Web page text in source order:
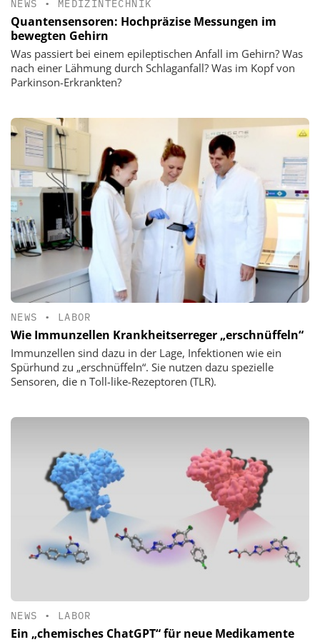
NEWS • MEDIZINTECHNIK
Quantensensoren: Hochpräzise Messungen im
bewegten Gehirn
Was passiert bei einem epileptischen Anfall im Gehirn? Was
nach einer Lähmung durch Schlaganfall? Was im Kopf von
Parkinson-Erkrankten?
NEWS • LABOR
Wie Immunzellen Krankheitserreger „erschnüffeln“
Immunzellen sind dazu in der Lage, Infektionen wie ein
Spürhund zu „erschnüffeln“. Sie nutzen dazu spezielle
Sensoren, die n Toll-like-Rezeptoren (TLR).
NEWS • LABOR
Ein „chemisches ChatGPT“ für neue Medikamente